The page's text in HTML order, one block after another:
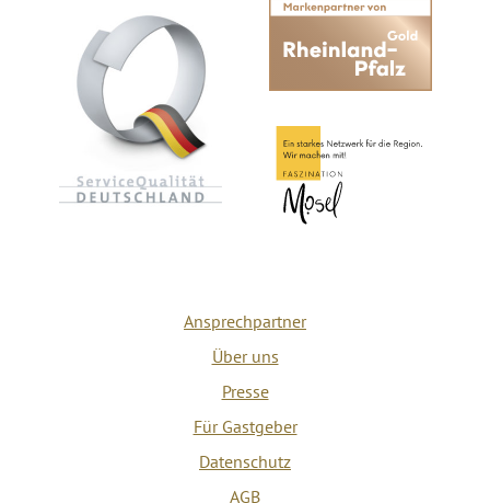
Ansprechpartner
Über uns
Presse
Für Gastgeber
Datenschutz
AGB